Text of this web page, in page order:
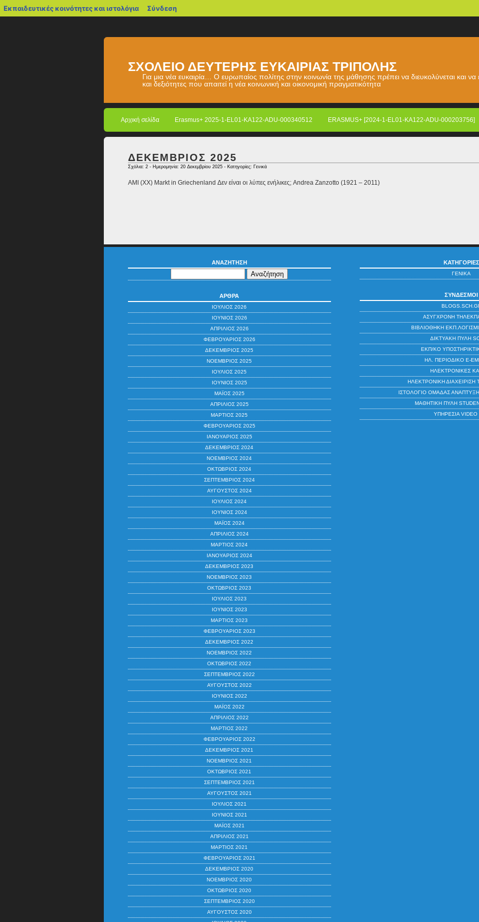
Εκπαιδευτικές κοινότητες και ιστολόγια blogs.sch.gr
Σύνδεση
ΣΧΟΛΕΙΟ ΔΕΥΤΕΡΗΣ ΕΥΚΑΙΡΙΑΣ ΤΡΙΠΟΛΗΣ
Για μια νέα ευκαιρία… Ο ευρωπαίος πολίτης στην κοινωνία της μάθησης πρέπει να διευκολύνεται και
και δεξιότητες που απαιτεί η νέα κοινωνική και οικονομική πραγματικότητα
Αρχική σελίδα Erasmus+ 2025-1-EL01-KA122-ADU-000340512 ERASMUS+ [2024-1-EL01-KA122-ADU-000203756]
ΔΕΚΕΜΒΡΙΟΣ 2025
Σχόλια: 2 - Ημερομηνία: 20 Δεκεμβρίου 2025 - Κατηγορίες: Γενικά
AMI (XX) Markt in Griechenland Δεν είναι οι λύπες ενήλικες; Andrea Zanzotto (1921 – 2011)
ΑΝΑΖΉΤΗΣΗ
ΆΡΘΡΑ
ΙΟΎΛΙΟΣ 2026
ΙΟΎΝΙΟΣ 2026
ΑΠΡΊΛΙΟΣ 2026
ΦΕΒΡΟΥΆΡΙΟΣ 2026
ΔΕΚΈΜΒΡΙΟΣ 2025
ΝΟΈΜΒΡΙΟΣ 2025
ΙΟΎΛΙΟΣ 2025
ΙΟΎΝΙΟΣ 2025
ΜΆΙΟΣ 2025
ΑΠΡΊΛΙΟΣ 2025
ΜΆΡΤΙΟΣ 2025
ΦΕΒΡΟΥΆΡΙΟΣ 2025
ΙΑΝΟΥΆΡΙΟΣ 2025
ΔΕΚΈΜΒΡΙΟΣ 2024
ΝΟΈΜΒΡΙΟΣ 2024
ΟΚΤΏΒΡΙΟΣ 2024
ΣΕΠΤΈΜΒΡΙΟΣ 2024
ΑΎΓΟΥΣΤΟΣ 2024
ΙΟΎΛΙΟΣ 2024
ΙΟΎΝΙΟΣ 2024
ΜΆΙΟΣ 2024
ΑΠΡΊΛΙΟΣ 2024
ΜΆΡΤΙΟΣ 2024
ΙΑΝΟΥΆΡΙΟΣ 2024
ΔΕΚΈΜΒΡΙΟΣ 2023
ΝΟΈΜΒΡΙΟΣ 2023
ΟΚΤΏΒΡΙΟΣ 2023
ΙΟΎΛΙΟΣ 2023
ΙΟΎΝΙΟΣ 2023
ΜΆΡΤΙΟΣ 2023
ΦΕΒΡΟΥΆΡΙΟΣ 2023
ΔΕΚΈΜΒΡΙΟΣ 2022
ΝΟΈΜΒΡΙΟΣ 2022
ΟΚΤΏΒΡΙΟΣ 2022
ΣΕΠΤΈΜΒΡΙΟΣ 2022
ΑΎΓΟΥΣΤΟΣ 2022
ΙΟΎΝΙΟΣ 2022
ΜΆΙΟΣ 2022
ΑΠΡΊΛΙΟΣ 2022
ΜΆΡΤΙΟΣ 2022
ΦΕΒΡΟΥΆΡΙΟΣ 2022
ΔΕΚΈΜΒΡΙΟΣ 2021
ΝΟΈΜΒΡΙΟΣ 2021
ΟΚΤΏΒΡΙΟΣ 2021
ΣΕΠΤΈΜΒΡΙΟΣ 2021
ΑΎΓΟΥΣΤΟΣ 2021
ΙΟΎΛΙΟΣ 2021
ΙΟΎΝΙΟΣ 2021
ΜΆΙΟΣ 2021
ΑΠΡΊΛΙΟΣ 2021
ΜΆΡΤΙΟΣ 2021
ΦΕΒΡΟΥΆΡΙΟΣ 2021
ΔΕΚΈΜΒΡΙΟΣ 2020
ΝΟΈΜΒΡΙΟΣ 2020
ΟΚΤΏΒΡΙΟΣ 2020
ΣΕΠΤΈΜΒΡΙΟΣ 2020
ΑΎΓΟΥΣΤΟΣ 2020
ΚΑΤΗΓΟΡΊΕΣ
ΓΕΝΙΚΆ
ΣΎΝΔΕΣΜΟΙ
ΑΣΎΓΧΡΟΝΗ
ΒΙΒΛΙΟΘΉΚΗ
ΔΙΚΤΥΑΚΉ ΠΎΛΗ
ΕΚΠ/ΚΌ
ΗΛ. ΠΕΡΙΟΔΙΚΌ E-
ΗΛΕΚΤΡΟΝΙΚΈΣ
ΗΛΕΚΤΡΟΝΙΚΉ ΔΙΑΧΕΊΡΙΣΗ
ΙΣΤΟΛΌΓΙΟ ΟΜΆΔΑΣ
ΜΑΘΗΤΙΚΉ ΠΎΛΗ
ΥΠΗΡΕΣΊΑ VIDEO